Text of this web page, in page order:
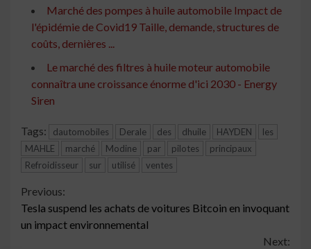
Marché des pompes à huile automobile Impact de
l'épidémie de Covid19 Taille, demande, structures de
coûts, dernières ...
Le marché des filtres à huile moteur automobile
connaîtra une croissance énorme d'ici 2030 - Energy
Siren
Tags: dautomobiles Derale des dhuile HAYDEN
les
MAHLE
marché Modine par pilotes
principaux
Refroidisseur
sur utilisé ventes
Continue
Reading
Previous:
Tesla suspend les achats de voitures Bitcoin en invoquant
un impact environnemental
Next: